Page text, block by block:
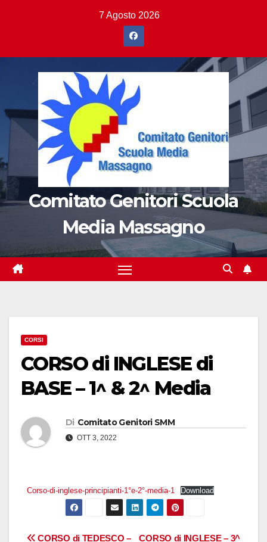
7 Agosto 2026
Comitato Genitori Scuola
Media Massagno
CORSI
CORSO di INGLESE di
BASE – 1^ & 2^ Media
Di Comitato Genitori SMM
OTT 3, 2022
Corso-di-inglese-principianti-1°e-2°-media-1 Download
CORSO di INGLESE – 3^
CORSO di TEDESCO –